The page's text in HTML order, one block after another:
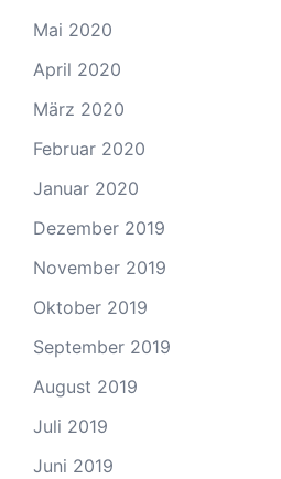
Mai 2020
April 2020
März 2020
Februar 2020
Januar 2020
Dezember 2019
November 2019
Oktober 2019
September 2019
August 2019
Juli 2019
Juni 2019